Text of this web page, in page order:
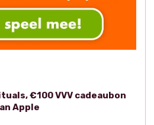
€100 VVV cadeaubon
Apple